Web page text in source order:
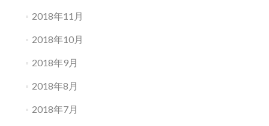
2018年11月
2018年10月
2018年9月
2018年8月
2018年7月